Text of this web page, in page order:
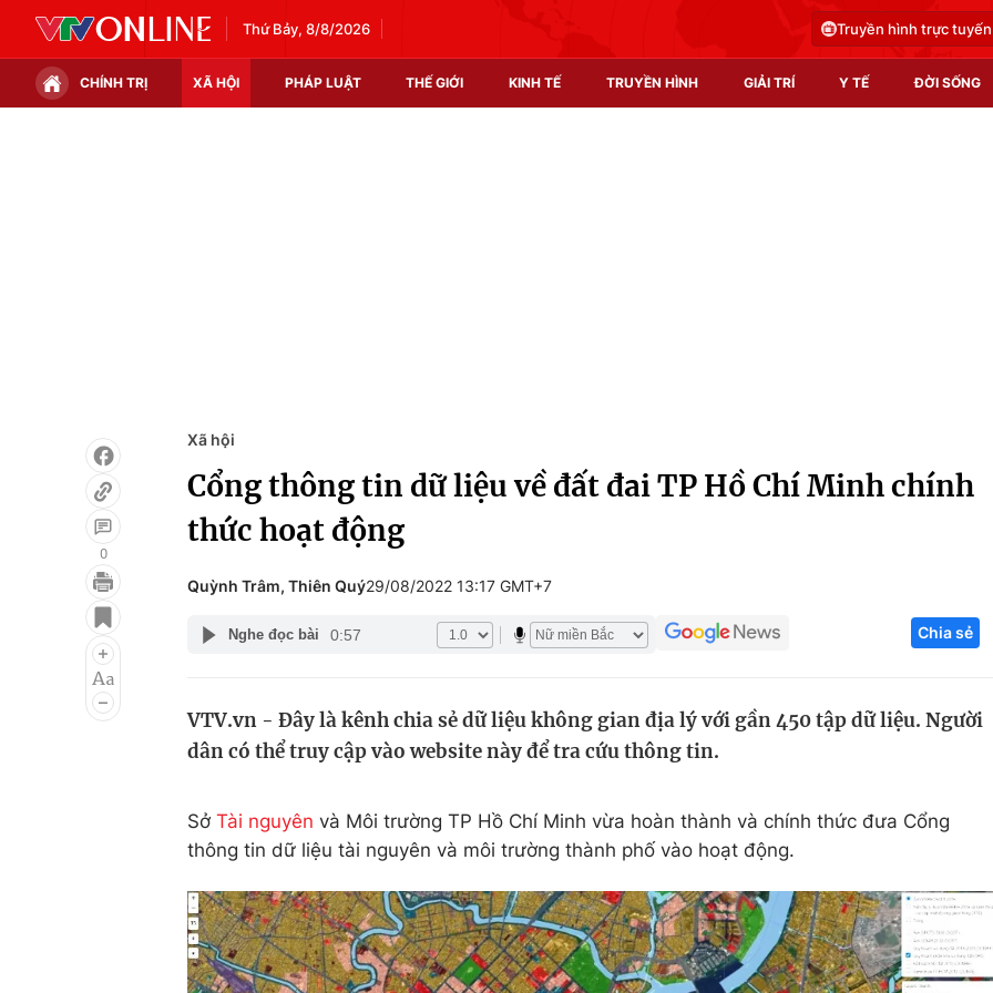
Thứ Bảy, 8/8/2026 Truyền hình trực tuyến
CHÍNH TRỊ XÃ HỘI PHÁP LUẬT THẾ GIỚI KINH TẾ TRUYỀN HÌNH GIẢI TRÍ Y TẾ ĐỜI SỐNG
Infographic
Điện ảnh
Âm nhạc
Du lịch
Chất lượng cuộc sống
Tuyển sinh
Hitech Công
Thị trường
0
Xã hội
Cổng thông tin dữ liệu về đất đai TP Hồ Chí Minh chính
thức hoạt động
Quỳnh Trâm, Thiên Quý29/08/2022 13:17 GMT+7
Nghe đọc bài 0:57 Chia sẻ
VTV.vn - Đây là kênh chia sẻ dữ liệu không gian địa lý với gần 450 tập dữ liệu. Người
dân có thể truy cập vào website này để tra cứu thông tin.
Sở Tài nguyên và Môi trường TP Hồ Chí Minh vừa hoàn thành và chính thức đưa Cổng
thông tin dữ liệu tài nguyên và môi trường thành phố vào hoạt động.